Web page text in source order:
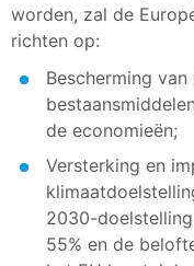
worden, zal de
richten op:
Bescherming
de economieën;
Versterking en
2030-
55% en de